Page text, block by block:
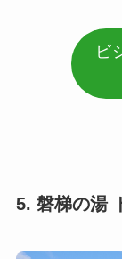
ビ
5. 磐梯の湯